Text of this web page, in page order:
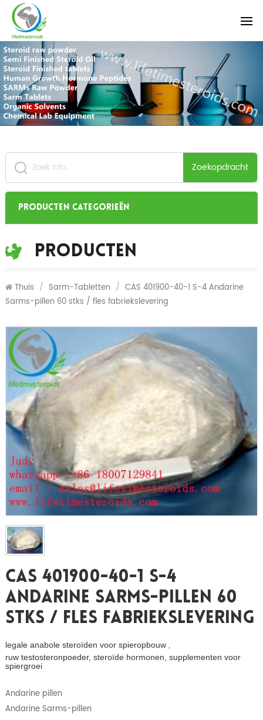
Zoekopdracht
Producten categorieën
Producten
Thuis / Sarm-Tabletten / CAS 401900-40-1 S-4 Andarine
Sarms-pillen 60 stks / fles fabriekslevering
CAS 401900-40-1 S-4
Andarine Sarms-Pillen 60
Stks / Fles Fabriekslevering
legale anabole steroïden voor spieropbouw ,
ruw testosteronpoeder, steroïde hormonen, supplementen voor
spiergroei
Andarine pillen
Andarine Sarms-pillen